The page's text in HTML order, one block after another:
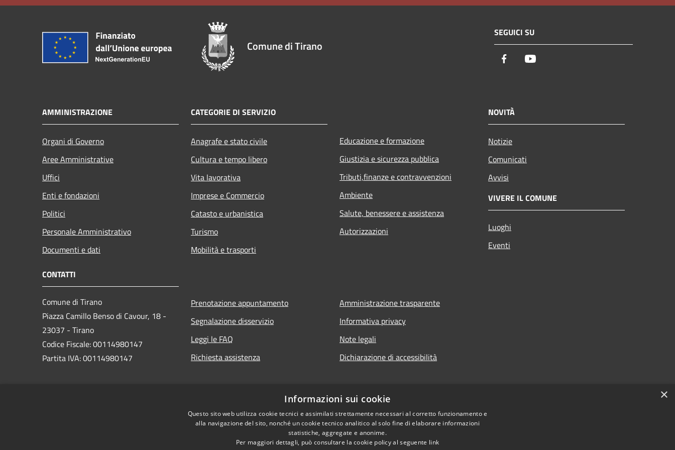
Comune di Tirano
SEGUICI SU
Facebook
AMMINISTRAZIONE
Organi di Governo
Aree Amministrative
Uffici
Enti e fondazioni
Politici
Personale Amministrativo
Documenti e dati
CATEGORIE DI SERVIZIO
Anagrafe e stato civile
Cultura e tempo libero
Vita lavorativa
Imprese e Commercio
Catasto e urbanistica
Turismo
Mobilità e trasporti
Educazione e formazione
Giustizia e sicurezza pubblica
Tributi,finanze e contravvenzioni
Ambiente
Salute, benessere e assistenza
Autorizzazioni
NOVITÀ
Notizie
Comunicati
Avvisi
VIVERE IL COMUNE
Luoghi
Eventi
CONTATTI
Comune di Tirano
Piazza Camillo Benso di Cavour, 18 -
23037 - Tirano
Codice Fiscale: 00114980147
Partita IVA: 00114980147
Prenotazione appuntamento
Segnalazione disservizio
Leggi le FAQ
Richiesta assistenza
Amministrazione trasparente
Informativa privacy
Note legali
Dichiarazione di accessibilità
×
Informazioni sui cookie
Questo sito web utilizza cookie tecnici e assimilati strettamente necessari al corretto funzionamento e
alla navigazione del sito, nonché un cookie tecnico analitico al solo fine di elaborare informazioni
statistiche, aggregate e anonime.
Per maggiori dettagli, può consultare la cookie policy al seguente link